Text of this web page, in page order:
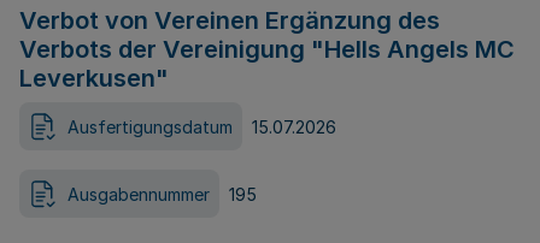
Verbot von Vereinen Ergänzung des
Verbots der Vereinigung "Hells Angels MC
Leverkusen"
Ausfertigungsdatum 15.07.2026
Ausgabennummer 195